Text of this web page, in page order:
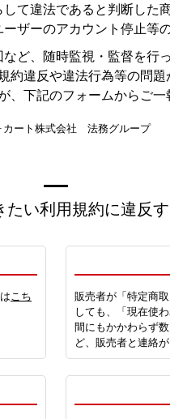
て違法であると判断した
ザーのアカウント停止等
ど、随時監視・監督を行
約違反や違法行為等の問題
、下記のフォームからご一
カート株式会社 法務グループ
たい利用規約に違反
こち
販売者が「特定商
しても、「現在使
間にもかかわらず
ど、販売者と連絡が